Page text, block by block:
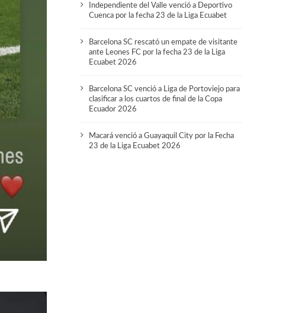
Independiente del Valle venció a Deportivo
Cuenca por la fecha 23 de la Liga Ecuabet
Barcelona SC rescató un empate de visitante
ante Leones FC por la fecha 23 de la Liga
Ecuabet 2026
Barcelona SC venció a Liga de Portoviejo para
clasificar a los cuartos de final de la Copa
Ecuador 2026
Macará venció a Guayaquil City por la Fecha
23 de la Liga Ecuabet 2026